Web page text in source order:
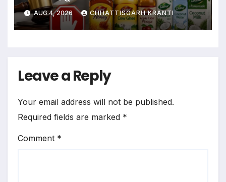
लगाया बैन
AUG 4, 2026 CHHATTISGARH KRANTI
Leave a Reply
Your email address will not be published.
Required fields are marked *
Comment *